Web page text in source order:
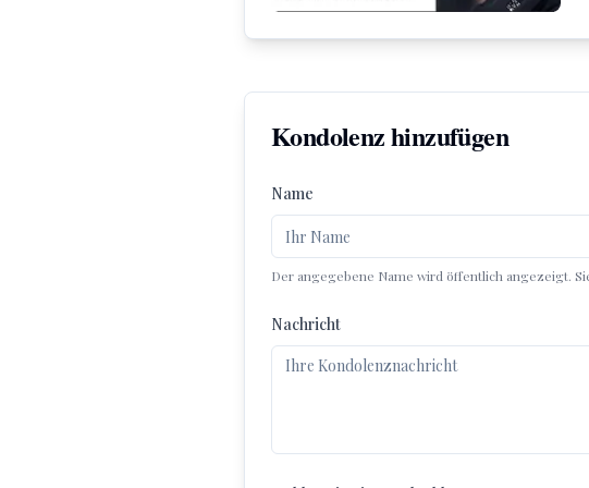
Kondolenz hinzufügen
Name
Der angegebene Name wird öffentlich angezeigt.
Nachricht